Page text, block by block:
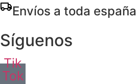
Ir
Envíos a toda españa
Síguenos
Tik
Tok